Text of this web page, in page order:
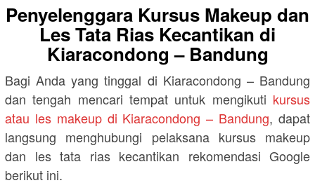
Penyelenggara Kursus Makeup dan
Les Tata Rias Kecantikan di
Kiaracondong – Bandung
Bagi Anda yang tinggal di Kiaracondong – Bandung
dan tengah mencari tempat untuk mengikuti kursus
atau les makeup di Kiaracondong – Bandung, dapat
langsung menghubungi pelaksana kursus makeup
dan les tata rias kecantikan rekomendasi Google
berikut ini.